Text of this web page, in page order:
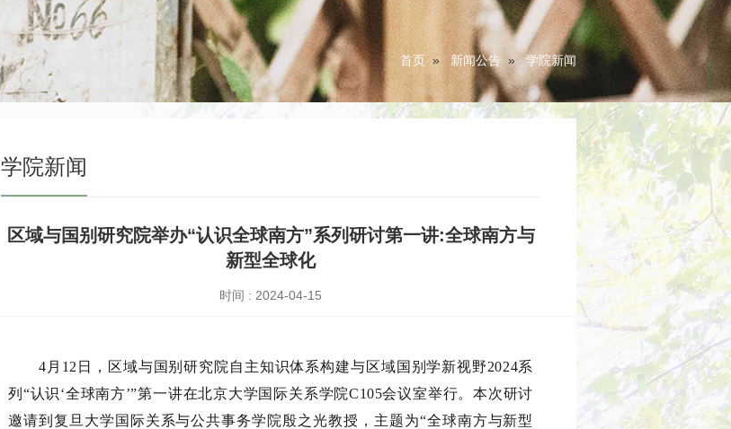
首页 » 新闻公告 » 学院新闻
学院新闻
区域与国别研究院举办“认识全球南方”系列研讨第一讲:全球南方与
新型全球化
时间 : 2024-04-15
4月12日，区域与国别研究院自主知识体系构建与区域国别学新视野2024系
列“认识‘全球南方’”第一讲在北京大学国际关系学院C105会议室举行。本次研讨
邀请到复旦大学国际关系与公共事务学院殷之光教授 ，主题为“全球南方与新型